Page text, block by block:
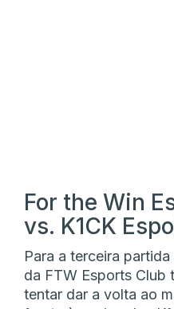
For the Win
vs. K1CK
Para a terceira
da FTW Esports Club
tentar dar a volta ao